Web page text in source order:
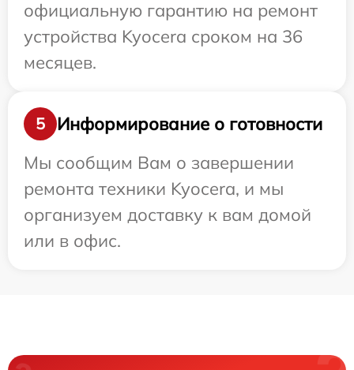
официальную гарантию на ремонт
устройства Kyocera сроком на 36
месяцев.
5
Информирование о готовности
Мы сообщим Вам о завершении
ремонта техники Kyocera, и мы
организуем доставку к вам домой
или в офис.